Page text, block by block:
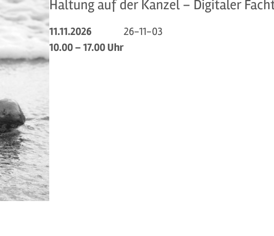
Haltung auf der Kanzel – Digitaler
11.11.2026
10.00 – 17.00 Uhr
26-11-03